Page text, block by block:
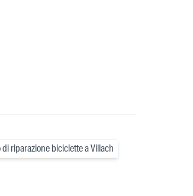
di riparazione biciclette a Villach